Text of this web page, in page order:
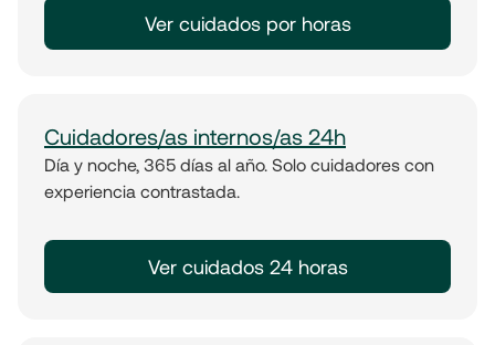
Ver cuidados por horas
Cuidadores/as internos/as 24h
Día y noche, 365 días al año. Solo cuidadores con
experiencia contrastada.
Ver cuidados 24 horas